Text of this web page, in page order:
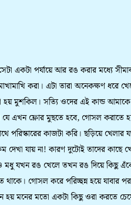
একটা পর্যায়ে আর রঙ করার মধ্যে
করা। এটা তারা অনেকক্ষণ ধরে
মুশকিল। সত্যি ওদের এই কান্ড আমাকে
যে এখন ফ্লোর মুছতে হবে, গোসল করাতে
কাজটা করি। ছড়িয়ে খেলার
যায় না! কারণ দুটোই তাদের কাছে
মধু যখন রঙ খেলে তখন রঙ দিয়ে কিছু
গোসল করে পরিচ্ছন্ন হয়ে যাবার
হয় মনের মতো একটা কিছু ওরা করতে